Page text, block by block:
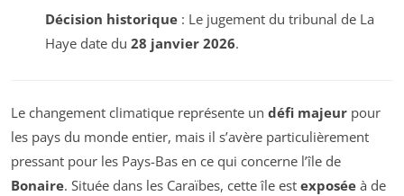
Décision historique: Le jugement du tribunal de La
Haye date du 28 janvier 2026.
Le changement climatique représente un défi majeur pour
les pays du monde entier, mais il s’avère particulièrement
pressant pour les Pays-Bas en ce qui concerne l’île de
Bonaire. Située dans les Caraïbes, cette île est exposée à de